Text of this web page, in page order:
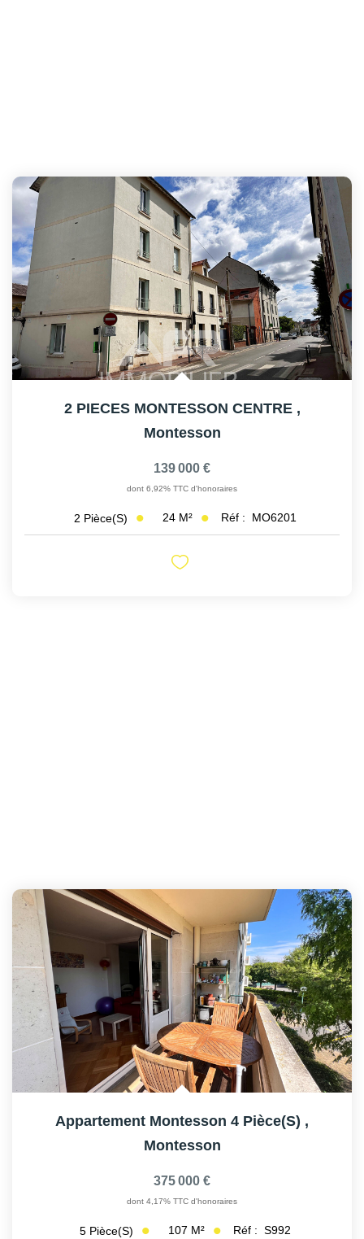
2 PIECES MONTESSON CENTRE ,
Montesson
139 000 €
dont 6,92% TTC d'honoraires
2 Pièce(s) 24 M² Réf : MO6201
Appartement Montesson 4 Pièce(s) ,
Montesson
375 000 €
dont 4,17% TTC d'honoraires
5 Pièce(s) 107 M² Réf : S992